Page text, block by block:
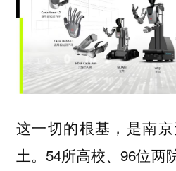
这一切的根基，是南
土。54所高校、96位两